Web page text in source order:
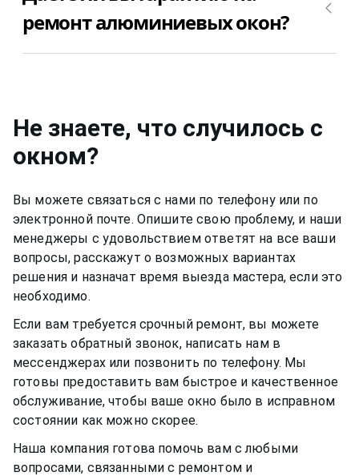
Позвоните +7(812)9563854 и вызовите мастера
для ремонта алюминиевых окон недорого и
качественно.
алюминиевых окон.
Позвоните +7(812)9563854 и уточните, сколько
ремонт алюминиевых окон?
Не знаете, что случилось с
окном?
Вы можете связаться с нами по телефону или по
электронной почте. Опишите свою проблему, и наши
менеджеры с удовольствием ответят на все ваши
вопросы, расскажут о возможных вариантах
решения и назначат время выезда мастера, если это
необходимо.
Если вам требуется срочный ремонт, вы можете
заказать обратный звонок, написать нам в
мессенджерах или позвонить по телефону. Мы
готовы предоставить вам быстрое и качественное
обслуживание, чтобы ваше окно было в исправном
состоянии как можно скорее.
Наша компания готова помочь вам с любыми
вопросами, связанными с ремонтом и